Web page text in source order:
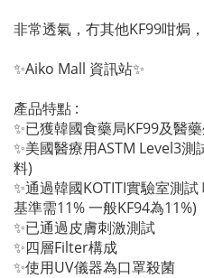
非常透氣，冇其他KF99咁焗
✨Aiko Mall 資訊站✨
產品特點 :
✨已獲韓國食藥局KF99及醫
✨美國醫療用ASTM Level3
料)
✨通過韓國KOTITI實驗室測
基準需11% 一般KF94為11%)
✨已通過皮膚刺激測試
✨四層Filter構成
✨使用UV儀器為口罩殺菌